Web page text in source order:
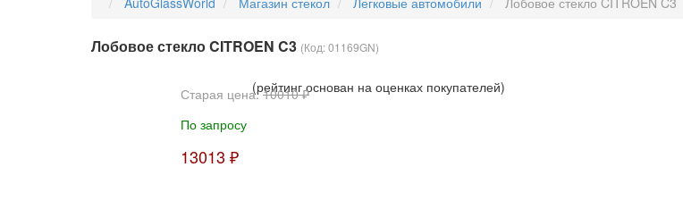
Лобовое стекло CITROEN C3 (Код:01169GN)
(рейтинг основан на оценках покупателей)
Старая цена:10010 ₽
По запросу
13013 ₽